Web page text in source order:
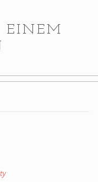
EINEM